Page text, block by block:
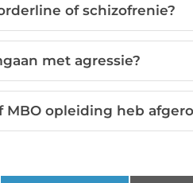
of schizofrenie?
met agressie?
MBO opleiding heb